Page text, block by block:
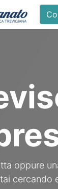
oppure
cercando